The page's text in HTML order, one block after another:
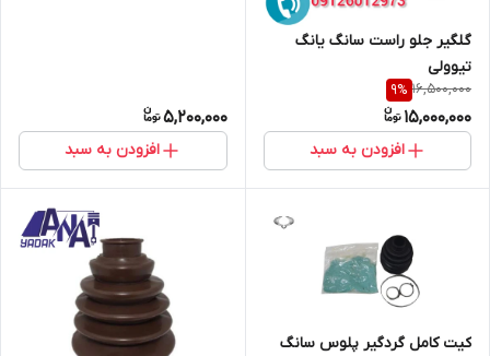
گلگیر جلو راست سانگ یانگ
تیوولی
16,500,000
9%
15,000,000
افزودن به سبد
5,200,000
افزودن به سبد
کیت کامل گردگیر پلوس سانگ